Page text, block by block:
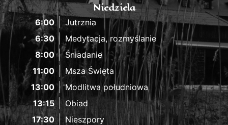
Niedziela
6:00
Jutrznia
6:30
Medytacja, rozmyślanie
8:00
Śniadanie
11:00
Msza Święta
13:00
Modlitwa południowa
13:15
Obiad
17:30
Nieszpory